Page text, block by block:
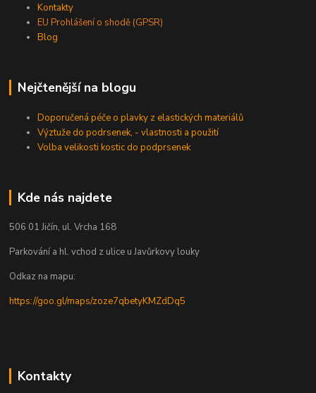
Kontakty
EU Prohlášení o shodě (GPSR)
Blog
Nejčtenější na blogu
Doporučená péče o plavky z elastických materiálů
Výztuže do podrsenek, - vlastnosti a použití
Volba velikosti kostic do podprsenek
Kde nás najdete
506 01 Jičín, ul. Vrcha 168
Parkování a hl. vchod z ulice u Javůrkovy louky
Odkaz na mapu:
https://goo.gl/maps/zoze7qbetyKMZdDq5
Kontakty